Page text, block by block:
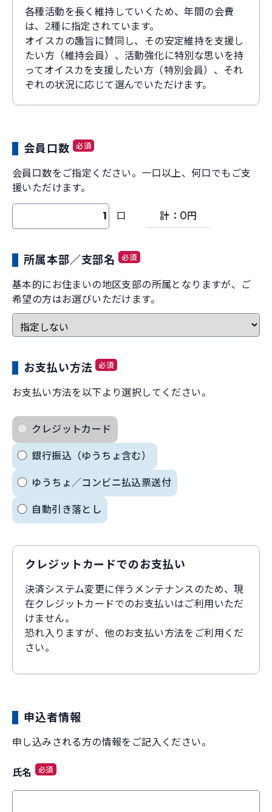
各種活動を長く維持していくため、年間の会費
は、2種に指定されています。
オイスカの趣旨に賛同し、その安定維持を支援し
たい方（維持会員）、活動強化に特別な思いを持
ってオイスカを支援したい方（特別会員）、それ
ぞれの状況に応じて選んでいただけます。
会員口数 必須
会員口数をご指定ください。一口以上、何口でもご支
援いただけます。
口 計： 0円
所属本部／支部名 必須
基本的にお住まいの地区支部の所属となりますが、ご
希望の方はお選びいただけます。
お支払い方法 必須
お支払い方法を以下より選択してください。
クレジットカード
銀行振込（ゆうちょ含む）
ゆうちょ／コンビニ払込票送付
自動引き落とし
クレジットカードでのお支払い
決済システム変更に伴うメンテナンスのため、現
在クレジットカードでのお支払いはご利用いただ
けません。
恐れ入りますが、他のお支払い方法をご利用くだ
さい。
申込者情報
申し込みされる方の情報をご記入ください。
氏名 必須